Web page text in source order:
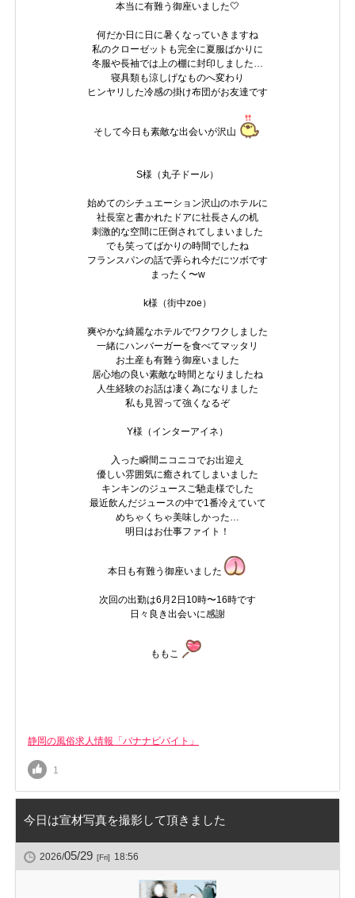
本当に有難う御座いました🤍
何だか日に日に暑くなっていきますね
私のクローゼットも完全に夏服ばかりに
冬服や長袖では上の棚に封印しました…
寝具類も涼しげなものへ変わり
ヒンヤリした冷感の掛け布団がお友達です
そして今日も素敵な出会いが沢山
S様（丸子ドール）
始めてのシチュエーション沢山のホテルに
社長室と書かれたドアに社長さんの机
刺激的な空間に圧倒されてしまいました
でも笑ってばかりの時間でしたね
フランスパンの話で弄られ今だにツボです
まったく〜w
k様（街中zoe）
爽やかな綺麗なホテルでワクワクしました
一緒にハンバーガーを食べてマッタリ
お土産も有難う御座いました
居心地の良い素敵な時間となりましたね
人生経験のお話は凄く為になりました
私も見習って強くなるぞ
Y様（インターアイネ）
入った瞬間ニコニコでお出迎え
優しい雰囲気に癒されてしまいました
キンキンのジュースご馳走様でした
最近飲んだジュースの中で1番冷えていて
めちゃくちゃ美味しかった…
明日はお仕事ファイト！
本日も有難う御座いました
次回の出勤は6月2日10時〜16時です
日々良き出会いに感謝
ももこ
静岡の風俗求人情報「バナナビバイト」
1
今日は宣材写真を撮影して頂きました
2026/05/29 [Fri] 18:56